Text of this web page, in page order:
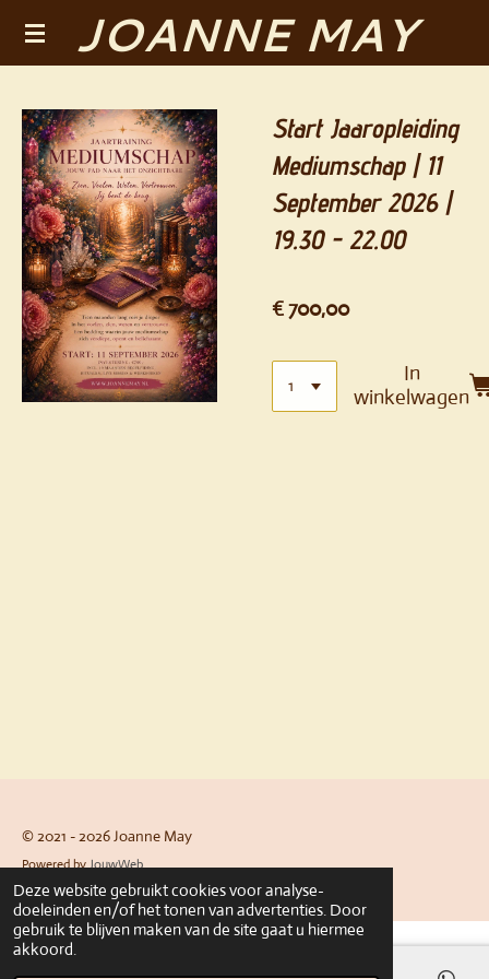
Deze website gebruikt cookies voor analyse-
doeleinden en/of het tonen van advertenties. Door
gebruik te blijven maken van de site gaat u hiermee
akkoord.
Ga
de
hoofdinhoud
JOANNE MAY
Start Jaaropleiding
Mediumschap | 11
September 2026 |
19.30 - 22.00
€ 700,00
In
winkelwagen
© 2021 - 2026 Joanne May
Powered byJouwWeb